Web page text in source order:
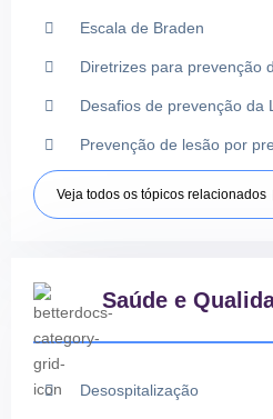
Escala de Braden
Diretrizes para prevenção
Desafios de prevenção da
Prevenção de lesão por
Veja todos os tópicos relacionados
Saúde e
Desospitalização